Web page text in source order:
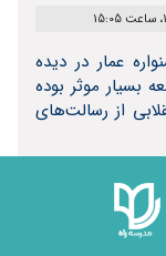
عمار در دیده
بسیار موثر بوده
از رسالت‌های